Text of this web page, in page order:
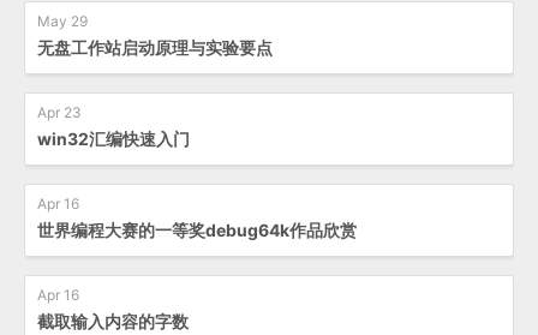
May 29
无盘工作站启动原理与实验要点
Apr 23
win32汇编快速入门
Apr 16
世界编程大赛的一等奖debug64k作品欣赏
Apr 16
截取输入内容的字数